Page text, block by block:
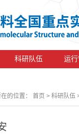
科研队伍 运
的位置： 首页 > 科研队伍